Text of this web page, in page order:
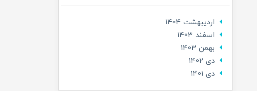
ارديبهشت 1404
اسفند 1403
بهمن 1403
دی 1402
دی 1401